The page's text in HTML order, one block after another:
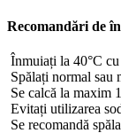
Recomandări de
Înmuiați la 40°C
Spălați normal sau
Se calcă la maxim
Evitați utilizarea
Se recomandă